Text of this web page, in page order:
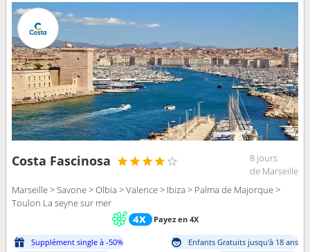
Costa Fascinosa
8 jours
de Marseille
Marseille > Savone > Olbia > Valence > Ibiza > Palma de Majorque >
Toulon La seyne sur mer
Payez en 4X
Supplément single à -50% Enfants Gratuits jusqu'à 18 ans